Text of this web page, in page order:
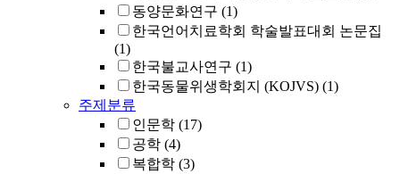
동양문화연구 (1)
한국언어치료학회 학술발표대회 논문집
(1)
한국불교사연구 (1)
한국동물위생학회지 (KOJVS) (1)
주제분류
인문학 (17)
공학 (4)
복합학 (3)